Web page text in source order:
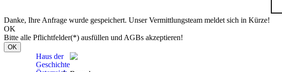
Danke, Ihre Anfrage wurde gespeichert. Unser Vermittlungsteam meldet sich in Kürze!
OK
Bitte alle Pflichtfelder(*) ausfüllen und AGBs akzeptieren!
OK
Haus der
Geschichte